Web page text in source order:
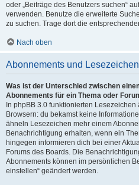
oder „Beiträge des Benutzers suchen“
verwenden. Benutze die erweiterte
zu suchen. Trage dort die
Nach oben
Abonnements und Lesezeichen
Was ist der Unterschied zwischen
Abonnements für ein Thema oder
In phpBB 3.0 funktionierten
Browsern: du bekamst keine
ähneln Lesezeichen mehr einem
Benachrichtigung erhalten, wenn ein
hingegen informieren dich bei einer
Forums des Boards. Die
Abonnements können im persönlichen
einstellen“ geändert werden.